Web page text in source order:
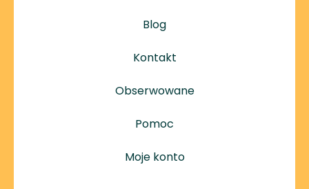
Blog
Kontakt
Obserwowane
Pomoc
Moje konto